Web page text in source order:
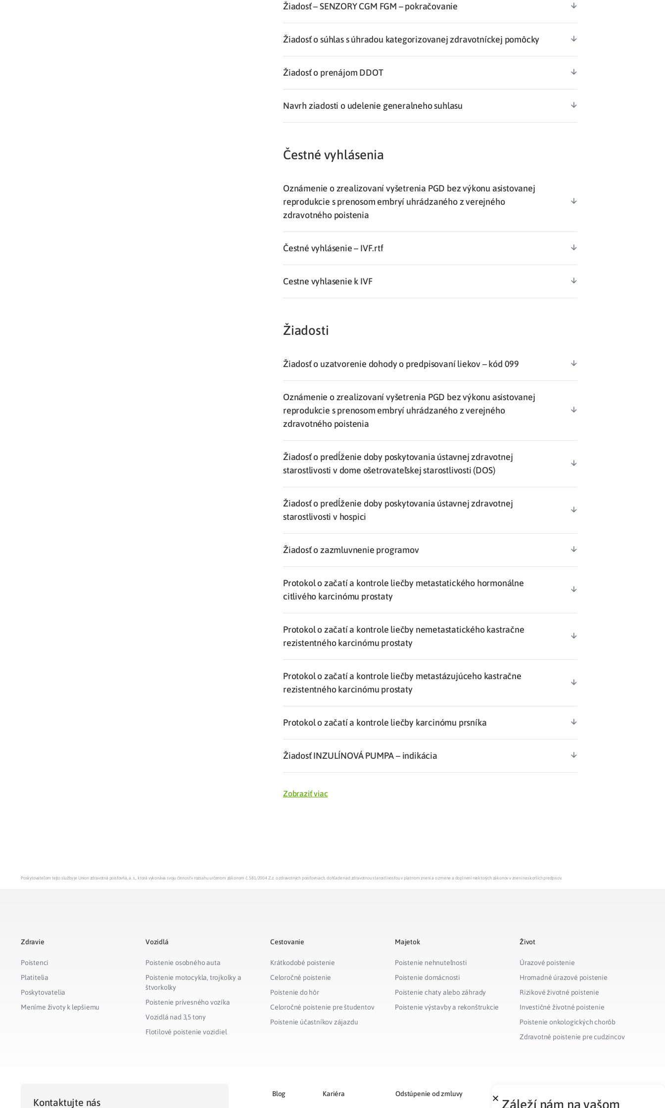
Žiadosť – SENZORY CGM FGM – pokračovanie
Žiadosť o súhlas s úhradou kategorizovanej zdravotníckej pomôcky
Žiadosť o prenájom DDOT
Navrh ziadosti o udelenie generalneho suhlasu
Čestné vyhlásenia
Oznámenie o zrealizovaní vyšetrenia PGD bez výkonu asistovanej
reprodukcie s prenosom embryí uhrádzaného z verejného
zdravotného poistenia
Čestné vyhlásenie – IVF.rtf
Cestne vyhlasenie k IVF
Žiadosti
Žiadosť o uzatvorenie dohody o predpisovaní liekov – kód 099
Oznámenie o zrealizovaní vyšetrenia PGD bez výkonu asistovanej
reprodukcie s prenosom embryí uhrádzaného z verejného
zdravotného poistenia
Žiadosť o predĺženie doby poskytovania ústavnej zdravotnej
starostlivosti v dome ošetrovateľskej starostlivosti (DOS)
Žiadosť o predĺženie doby poskytovania ústavnej zdravotnej
starostlivosti v hospici
Žiadosť o zazmluvnenie programov
Protokol o začatí a kontrole liečby metastatického hormonálne
citlivého karcinómu prostaty
Protokol o začatí a kontrole liečby nemetastatického kastračne
rezistentného karcinómu prostaty
Protokol o začatí a kontrole liečby metastázujúceho kastračne
rezistentného karcinómu prostaty
Protokol o začatí a kontrole liečby karcinómu prsníka
Žiadosť INZULÍNOVÁ PUMPA – indikácia
Zobraziť viac
Poskytovateľom tejto služby je Union zdravotná poisťovňa, a. s., ktorá vykonáva svoju činnosť v rozsahu určenom zákonom č. 581/2004 Z.z. o zdravotných poisťovniach, dohľade nad zdravotnou starostlivosťou v platnom znení a o zmene a doplnení niektorých zákonov v znení neskorších predpisov.
Zdravie
Poistenci
Platitelia
Poskytovatelia
Meníme životy k lepšiemu
Vozidlá
Poistenie osobného auta
Poistenie motocykla, trojkolky a
štvorkolky
Poistenie prívesného vozíka
Vozidlá nad 3,5 tony
Flotilové poistenie vozidiel
Cestovanie
Krátkodobé poistenie
Celoročné poistenie
Poistenie do hôr
Celoročné poistenie pre študentov
Poistenie účastníkov zájazdu
Majetok
Poistenie nehnuteľnosti
Poistenie domácnosti
Poistenie chaty alebo záhrady
Poistenie výstavby a rekonštrukcie
Život
Úrazové poistenie
Hromadné úrazové poistenie
Rizikové životné poistenie
Investičné životné poistenie
Poistenie onkologických chorôb
Zdravotné poistenie pre cudzincov
Kontaktujte nás
Blog Kariéra Odstúpenie od zmluvy
Záleží nám na vašom